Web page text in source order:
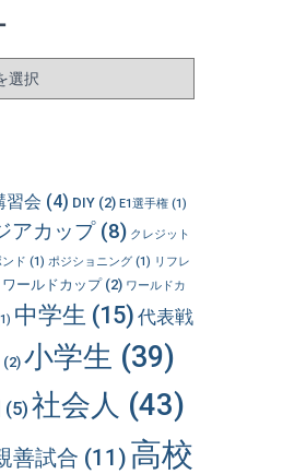
習会 (4) DIY(2) E1選手権(1)
アカップ(8) クレジット
ド (1) ポジショニング(1) リフレ
ワールドカップ(2) ワールドカ
中学生 (15) 代表戦
(2) 小学生 (39)
(5) 社会人 (43)
善試合 (11) 高校